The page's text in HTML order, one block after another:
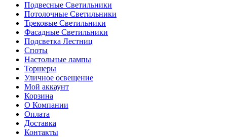
Подвесные Светильники
Потолочные Светильники
Трековые Светильники
Фасадные Светильники
Подсветка Лестниц
Споты
Настольные лампы
Торшеры
Уличное освещение
Мой аккаунт
Корзина
О Компании
Оплата
Доставка
Контакты